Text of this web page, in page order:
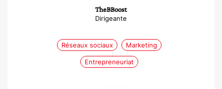
TheBBoost
Dirigeante
Réseaux sociaux Marketing
Entrepreneuriat